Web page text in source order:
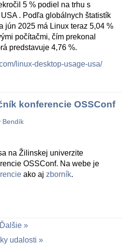
5 % podiel na trhu s
. Podľa globálnych štatistík
jún 2025 má Linux teraz 5,04 %
počítačmi, čím prekonal
predstavuje 4,76 %.
linux-desktop-usage-usa/
konferencie OSSConf
Bendík
na Žilinskej univerzite
OSSConf. Na webe je
ako aj zborník.
Ďalšie
udalosti